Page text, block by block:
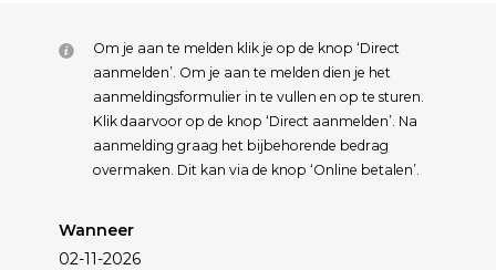
Om je aan te melden klik je op de knop ‘Direct
aanmelden’. Om je aan te melden dien je het
aanmeldingsformulier in te vullen en op te sturen.
Klik daarvoor op de knop ‘Direct aanmelden’. Na
aanmelding graag het bijbehorende bedrag
overmaken. Dit kan via de knop ‘Online betalen’.
Wanneer
02-11-2026